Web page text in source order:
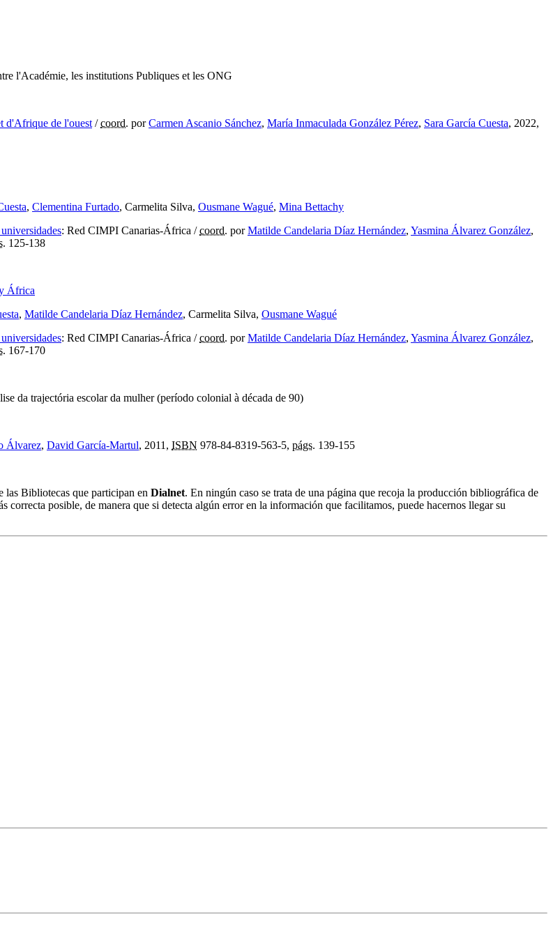
l'Académie, les institutions Publiques et les ONG
d'Afrique de l'ouest /coord. porCarmen Ascanio Sánchez, María Inmaculada González Pérez, Sara García Cuesta, 2022,
, Clementina Furtado, Carmelita Silva, Ousmane Wagué, Mina Bettachy
: Red CIMPI Canarias-África /coord. porMatilde Candelaria Díaz Hernández, Yasmina Álvarez González,
125-138
África
, Matilde Candelaria Díaz Hernández, Carmelita Silva, Ousmane Wagué
: Red CIMPI Canarias-África /coord. porMatilde Candelaria Díaz Hernández, Yasmina Álvarez González,
167-170
da trajectória escolar da mulher (período colonial à década de 90)
Álvarez, David García-Martul, 2011, ISBN 978-84-8319-563-5, págs. 139-155
las Bibliotecas que participan en Dialnet. En ningún caso se trata de una página que recoja la producción bibliográfica de
correcta posible, de manera que si detecta algún error en la información que facilitamos, puede hacernos llegar su